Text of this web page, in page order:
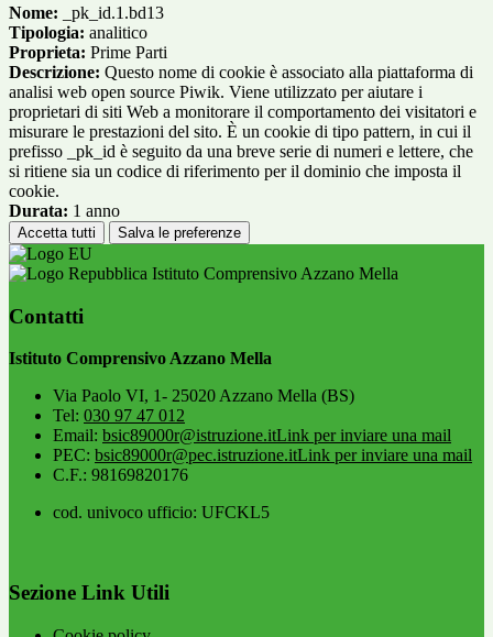
Nome: _pk_id.1.bd13
Tipologia: analitico
Proprieta: Prime Parti
Descrizione: Questo nome di cookie è associato alla piattaforma di
analisi web open source Piwik. Viene utilizzato per aiutare i
proprietari di siti Web a monitorare il comportamento dei visitatori e
misurare le prestazioni del sito. È un cookie di tipo pattern, in cui il
prefisso _pk_id è seguito da una breve serie di numeri e lettere, che
si ritiene sia un codice di riferimento per il dominio che imposta il
cookie.
Durata: 1 anno
Accetta tutti Salva le preferenze
Istituto Comprensivo Azzano Mella
Contatti
Istituto Comprensivo Azzano Mella
Via Paolo VI, 1- 25020 Azzano Mella (BS)
Tel: 030 97 47 012
Email: bsic89000r@istruzione.itLink per inviare una mail
PEC: bsic89000r@pec.istruzione.itLink per inviare una mail
C.F.: 98169820176
cod. univoco ufficio: UFCKL5
Sezione Link Utili